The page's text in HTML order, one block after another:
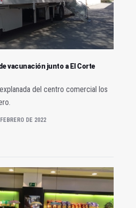
vacunación junto a El Corte
del centro comercial los
DE 2022